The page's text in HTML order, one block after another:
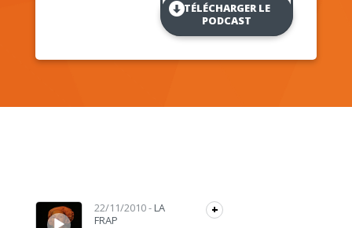
TÉLÉCHARGER LE
PODCAST
Lecteur audio 22/11/2010- LA
FRAP
+